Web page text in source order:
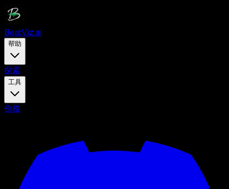
BeatViz.ai
帮助
探索
工具
价格